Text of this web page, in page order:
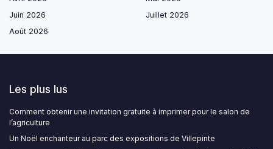
Juin 2026
Juillet 2026
Août 2026
Les plus lus
Comment obtenir une invitation gratuite à imprimer pour le salon de
l’agriculture
Un Noël enchanteur au parc des expositions de Villepinte